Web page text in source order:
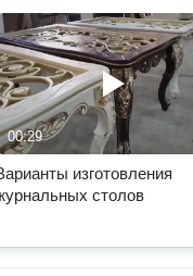
00:29
изготовления
столов